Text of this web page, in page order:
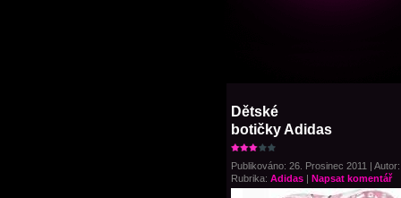
Dětské
botičky Adidas
Publikováno: 26. Prosinec 2011 | Autor:
Rubrika: Adidas | Napsat komentář